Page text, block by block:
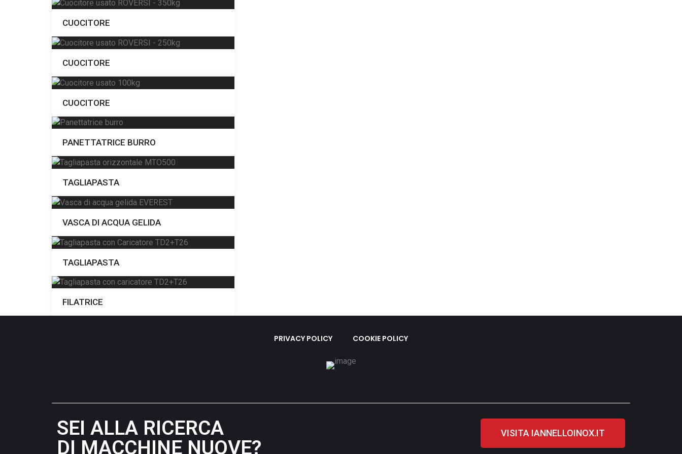
CUOCITORE
CUOCITORE
CUOCITORE
PANETTATRICE BURRO
TAGLIAPASTA
VASCA DI ACQUA GELIDA
TAGLIAPASTA
FILATRICE
PRIVACY POLICY COOKIE POLICY
VISITA IANNELLOINOX.IT
SEI ALLA RICERCA
DI MACCHINE NUOVE?